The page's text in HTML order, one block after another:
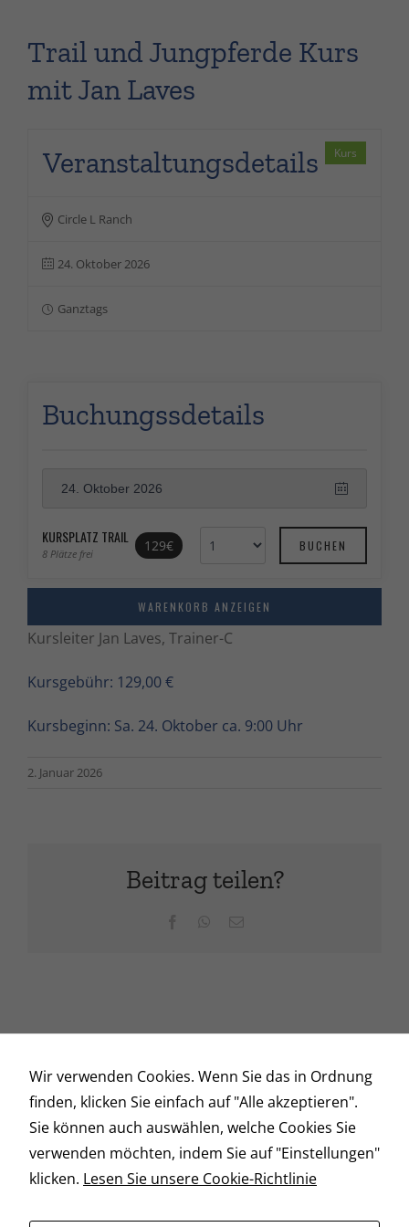
Muscle Power
Verkaufspferde
Deckhengste
Kontakt
Trail und Jungpferde Kurs
mit Jan Laves
Kurs
Veranstaltungsdetails
Circle L Ranch
24. Oktober 2026
Ganztags
Buchungssdetails
24. Oktober 2026
KURSPLATZ TRAIL
8 Plätze frei 129€
WARENKORB ANZEIGEN
Kursleiter Jan Laves, Trainer-C
Kursgebühr: 129,00 €
Kursbeginn: Sa. 24. Oktober ca. 9:00 Uhr
2. Januar 2026
Beitrag teilen?
© Copyright 2026 | Circle L Ranch
Wir verwenden Cookies. Wenn Sie das in Ordnung
finden, klicken Sie einfach auf "Alle akzeptieren".
Sie können auch auswählen, welche Cookies Sie
verwenden möchten, indem Sie auf "Einstellungen"
klicken. Lesen Sie unsere Cookie-Richtlinie
Diese